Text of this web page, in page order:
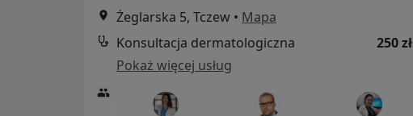
Żeglarska 5, Tczew • Mapa
Konsultacja dermatologiczna
250 zł
Pokaż więcej usług